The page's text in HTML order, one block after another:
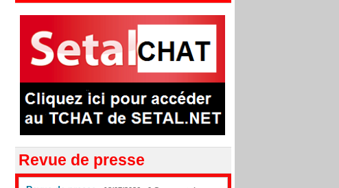
Revue de presse